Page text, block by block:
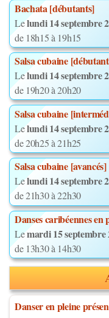
Bachata [débutants]
Lelundi 14 septembre
de 18h15 à 19h15
Salsa cubaine
Lelundi 14 septembre
de 19h20 à 20h20
Salsa cubaine
Lelundi 14 septembre
de 20h25 à 21h25
Salsa cubaine [avancés]
Lelundi 14 septembre
de 21h30 à 22h30
Danses caribéennes en
Lemardi 15 septembre
de 13h30 à 14h30
Danser en pleine